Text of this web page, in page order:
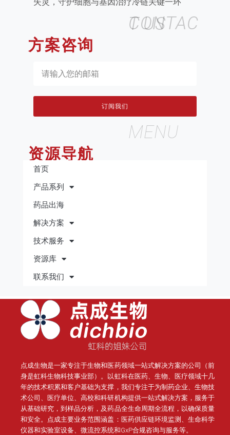
失灵，守护细胞与基因治疗冷链关键一环
方案咨询
CONTACT US
订阅我们
资源导航
MENU
首页
产品系列
药品出海
解决方案
技术服务
资源库
联系我们
点成生物是一家专注于生物和医药领域一站式解决方案的公司（前
身是虹科生物科技事业部）。
以虹科在医药、生物、医疗领域十几
年的技术积累和客户基础为支撑，我们专注于为制药企业、生物技
术公司、医疗单位、高校和科研机构提供一站式解决方案，服务于
从基础研究，到样品分析，及药品全生命周期全流程，以确保质量
和安全。点成主要业务范围涵盖：医药供应链环境监测、生命科学
仪器和实验室设备、微流控系统和GxP合规咨询与服务等。